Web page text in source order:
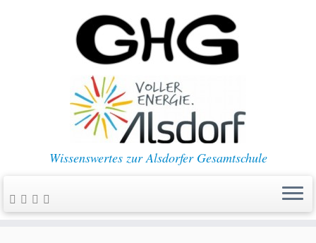
Wissenswertes zur Alsdorfer Gesamtschule